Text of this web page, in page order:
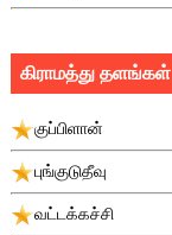
கிராமத்து தளங்கள்
குப்பிளான்
புங்குடுதீவு
வட்டக்கச்சி